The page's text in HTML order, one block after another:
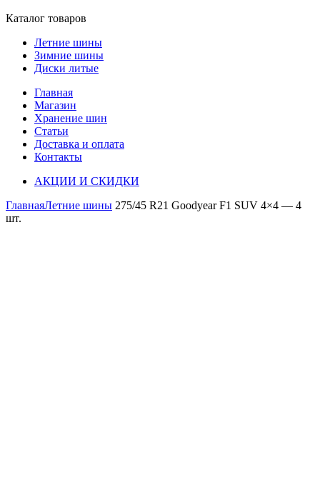
Каталог товаров
Летние шины
Зимние шины
Диски литые
Главная
Магазин
Хранение шин
Статьи
Доставка и оплата
Контакты
АКЦИИ И СКИДКИ
ГлавнаяЛетние шины 275/45 R21 Goodyear F1 SUV 4×4 — 4
шт.